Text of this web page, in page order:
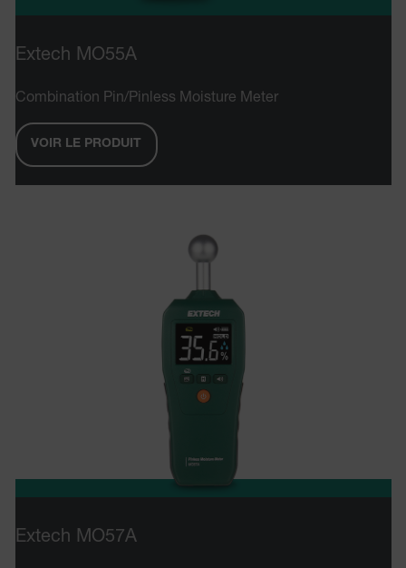
Extech MO55A
Combination Pin/Pinless Moisture Meter
VOIR LE PRODUIT
Extech MO57A
cart_products_oids
cart_products_skus
cashrun_session_id
cashrun_site_id
customizerChangeKey
Politique de confidentialité de Google